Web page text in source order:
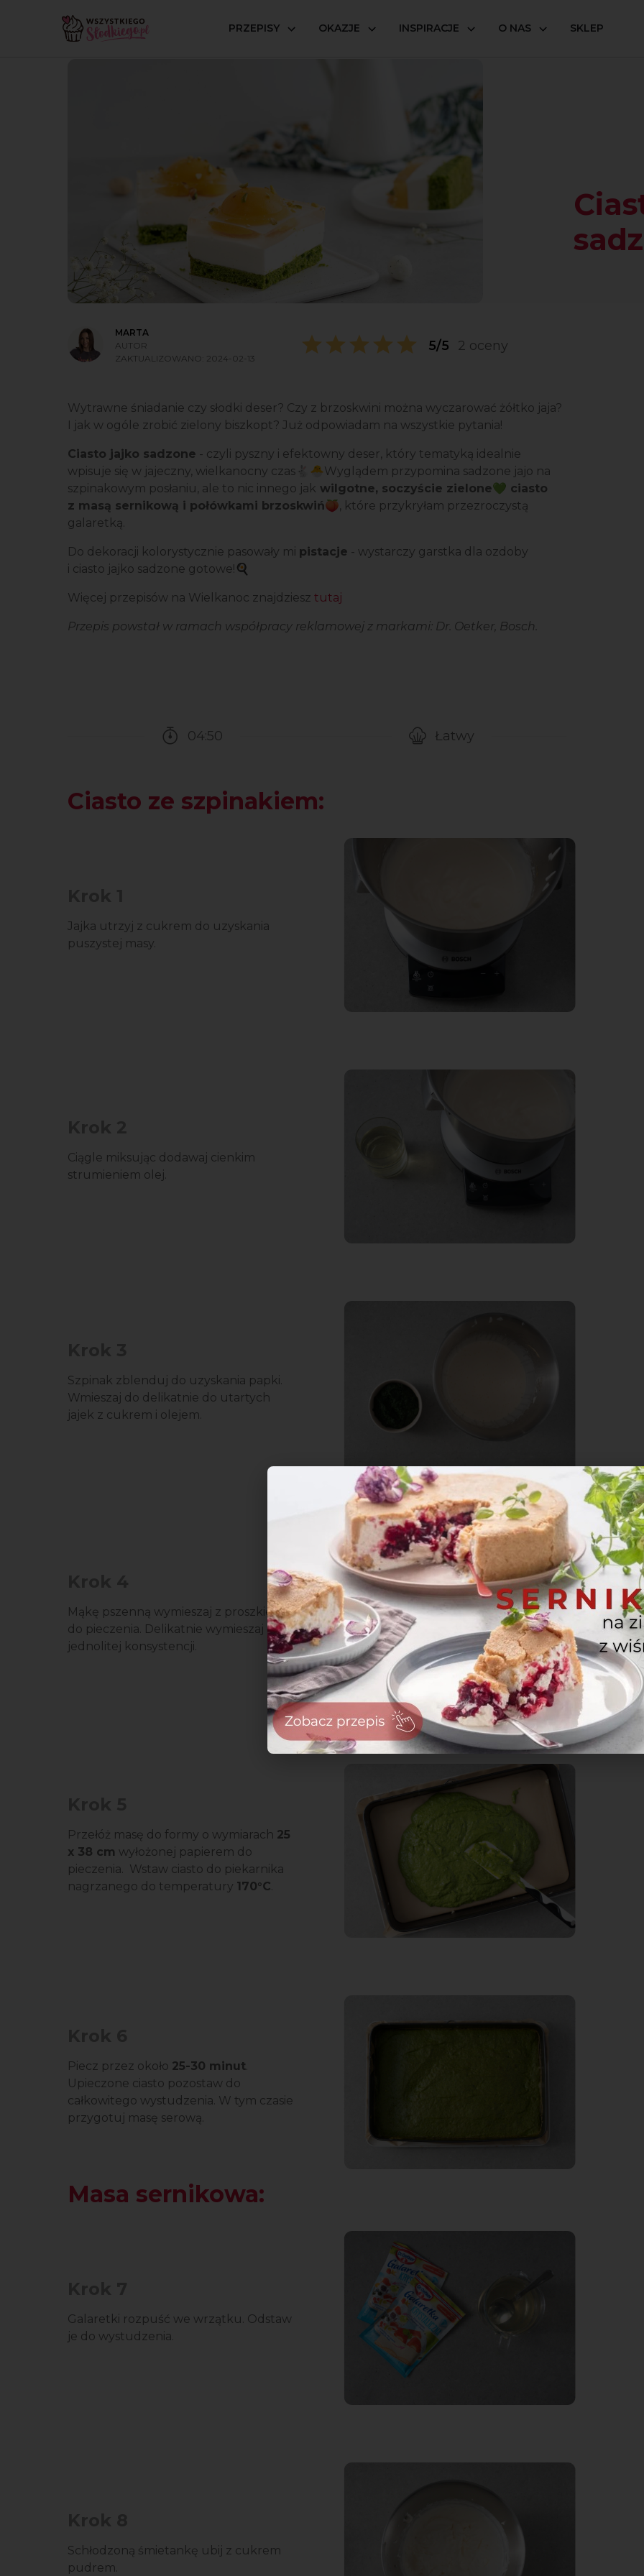
PRZEPISY OKAZJE INSPIRACJE O NAS SKLEP
Strona główna Przepisy Serniki na zimno Ciasto jajko sadzone
MARTA
AUTOR
ZAKTUALIZOWANO: 2024-02-13
5/5 2 oceny
Wytrawne śniadanie czy słodki deser? Czy z brzoskwini można wyczarować żółtko jaja?
I jak w ogóle zrobić zielony biszkopt? Już odpowiadam na wszystkie pytania!
Ciasto jajko sadzone - czyli pyszny i efektowny deser, który tematyką idealnie
wpisuje się w jajeczny, wielkanocny czas🐇🐣Wyglądem przypomina sadzone jajo na
szpinakowym posłaniu, ale to nic innego jak wilgotne, soczyście zielone💚 ciasto
z masą sernikową i połówkami brzoskwiń🍑, które przykryłam przezroczystą
galaretką.
Do dekoracji kolorystycznie pasowały mi pistacje - wystarczy garstka dla ozdoby
i ciasto jajko sadzone gotowe!🍳
Więcej przepisów na Wielkanoc znajdziesz tutaj
Przepis powstał w ramach współpracy reklamowej z markami: Dr. Oetker, Bosch.
04:50
Łatwy
Ciasto ze szpinakiem:
Jajka utrzyj z cukrem do uzyskania
puszystej masy.
Ciągle miksując dodawaj cienkim
strumieniem olej.
Szpinak zblenduj do uzyskania papki.
Wmieszaj do delikatnie do utartych
jajek z cukrem i olejem.
Mąkę pszenną wymieszaj z proszkiem
do pieczenia. Delikatnie wymieszaj do
jednolitej konsystencji.
Przełóż masę do formy o wymiarach 25
x 38 cm wyłożonej papierem do
pieczenia. Wstaw ciasto do piekarnika
nagrzanego do temperatury 170°C.
Piecz przez około 25-30 minut.
Upieczone ciasto pozostaw do
całkowitego wystudzenia. W tym czasie
przygotuj masę serową.
Masa sernikowa:
Galaretki rozpuść we wrzątku. Odstaw
je do wystudzenia.
Schłodzoną śmietankę ubij z cukrem
pudrem.
zaloguj
zarejestruj